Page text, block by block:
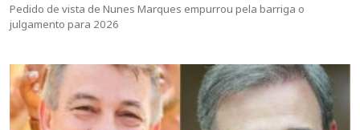
Pedido de vista de Nunes Marques empurrou pela barriga o
julgamento para 2026